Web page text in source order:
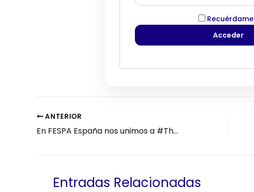
Recuérdame
ANTERIOR
En FESPA España nos unimos a #The200Challenge y separamos las letras de nuestro logo
Entradas Relacionadas